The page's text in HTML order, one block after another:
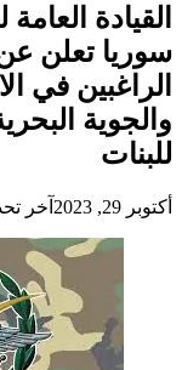
القيادة
سوريا تعلن
الراغبين في
والجوية
للبنات
أكتوبر 29, 2023 آخر